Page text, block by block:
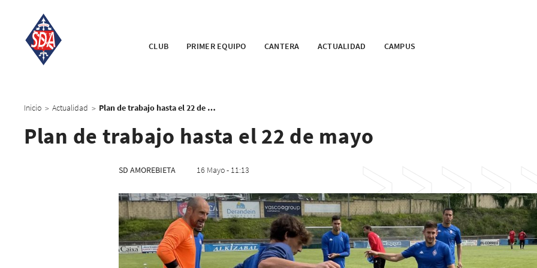
CLUB PRIMER EQUIPO CANTERA ACTUALIDAD CAMPUS
Inicio > Actualidad > Plan de trabajo hasta el 22 de mayo
Plan de trabajo hasta el 22 de mayo
SD AMOREBIETA 16 Mayo - 11:13